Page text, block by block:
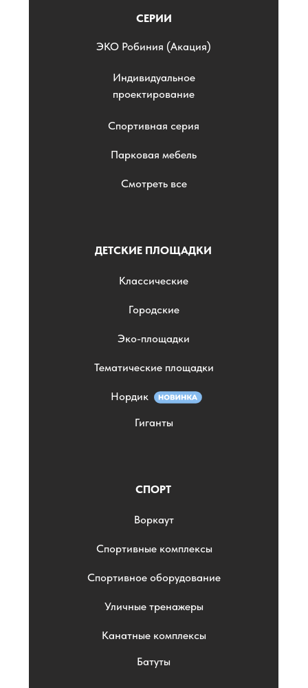
СЕРИИ
ЭKO Робиния (Акация)
Спортивная серия
Парковая мебель
Смотреть все
Индивидуальное
проектирование
ДЕТСКИЕ ПЛОЩАДКИ
Классические
Городские
Эко-площадки
Тематические площадки
Нордик
Гиганты
СПОРТ
Воркаут
Спортивные комплексы
Спортивное оборудование
Уличные тренажеры
Канатные комплексы
Батуты